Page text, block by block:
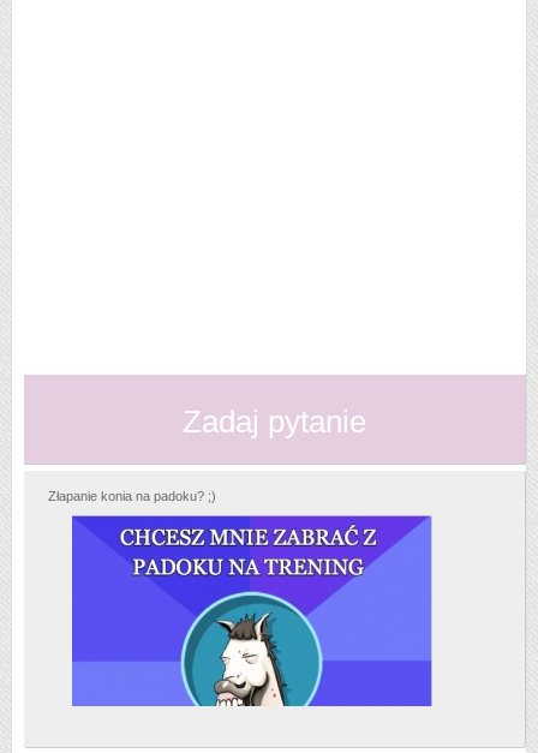
Zadaj pytanie
Złapanie konia na padoku? ;)